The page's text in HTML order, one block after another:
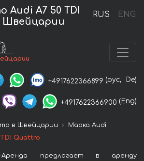
RUS ENG
Audi A7 50 TDI
Швейцарии
+4917622366899 (рус, De)
+4917622366900 (Eng)
в Швейцарии
Марка Audi
TDI Quattro
Аренда предлагает в аренду